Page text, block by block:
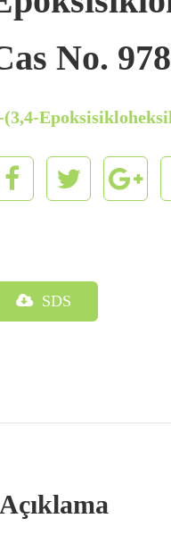
No.
(3,4-
SDS